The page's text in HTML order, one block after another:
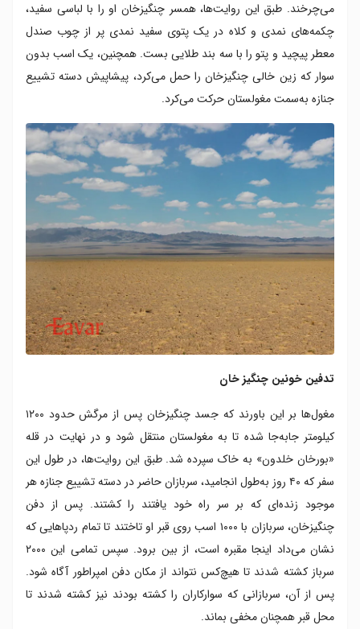
می‌چرخند. طبق این روایت‌ها، همسر چنگیزخان او را با لباسی سفید،
چکمه‌های نمدی و کلاه در یک پتوی سفید نمدی پر از چوب صندل
معطر پیچید و پتو را با سه بند طلایی بست. همچنین، یک اسب بدون
سوار که زین خالی چنگیزخان را حمل می‌کرد، پیشاپیش دسته تشییع
جنازه به‌سمت مغولستان حرکت می‌کرد.
تدفین خونین چنگیز خان
مغول‌ها بر این باورند که جسد چنگیزخان پس از مرگش حدود ۱۲۰۰
کیلومتر جابه‌جا شده تا به مغولستان منتقل شود و در نهایت در قله
«بورخان خلدون» به خاک سپرده شد. طبق این روایت‌ها، در طول این
سفر که ۴۰ روز به‌طول انجامید، سربازان حاضر در دسته تشییع جنازه هر
موجود زنده‌ای که بر سر راه خود یافتند را کشتند. پس از دفن
چنگیزخان، سربازان با ۱۰۰۰ اسب روی قبر او تاختند تا تمام ردپاهایی که
نشان می‌داد اینجا مقبره است، از بین برود. سپس تمامی این ۲۰۰۰
سرباز کشته شدند تا هیچ‌کس نتواند از مکان دفن امپراطور آگاه شود.
پس از آن، سربازانی که سوارکاران را کشته بودند نیز کشته شدند تا
محل قبر همچنان مخفی بماند.